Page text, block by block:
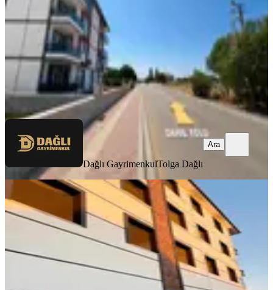
2+1 ·100 m²
4.400.000 ₺
Dağlı GayrimenkulTolga Dağlı
Dağlı GayrimenkulTolga Dağlı
Ara
Ayvalık Altınova Mahallesi Cadde
Üzerinde 2+1 Fırsat Daire
Ayvalık, Altınova Mahallesi
·3. Kat·06.08.2026